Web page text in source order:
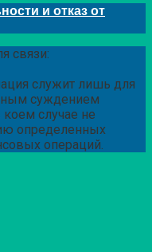
и отказ от
связи:
служит лишь для
суждением
случае не
определенных
операций.